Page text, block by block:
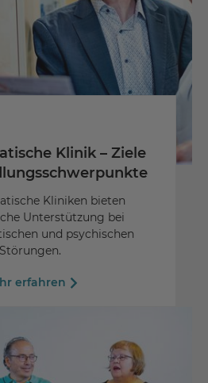
Klinik – Ziele
Kliniken bieten
Unterstützung bei
und psychischen
Störungen.
erfahren